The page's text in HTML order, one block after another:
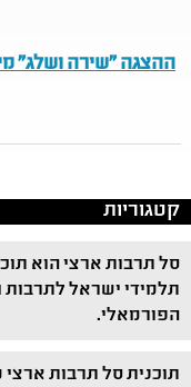
ההצגה "שירה ושלג"
קטגוריות
סל תרבות ארצי הוא
תלמידי ישראל
הפורמאלי.
תוכנית סל תרבות ארצי